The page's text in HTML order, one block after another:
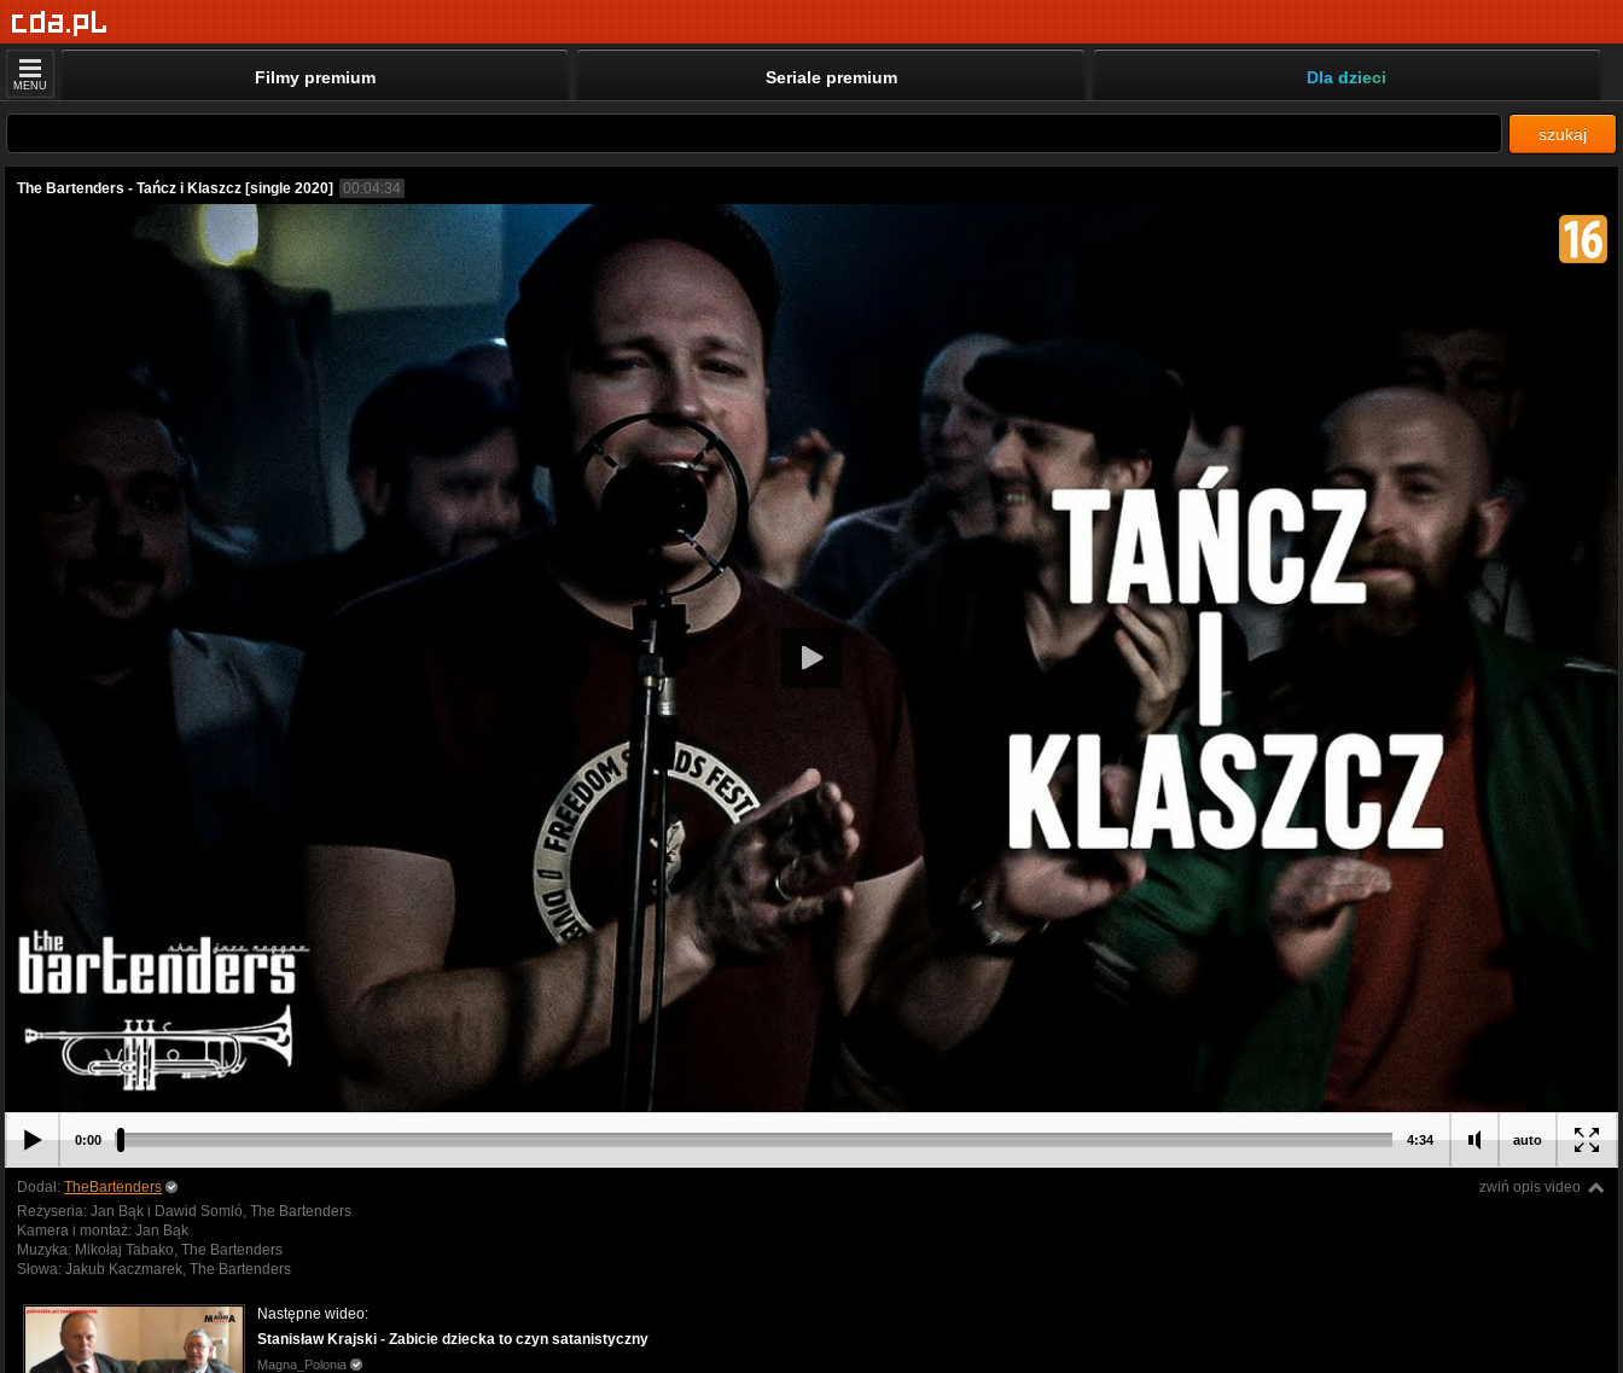
MENU Filmy premium Seriale premium Dla dzieci
szukaj
The Bartenders - Tańcz i Klaszcz [single 2020] 00:04:34
auto
0:00 4:34
zwiń opis video
Dodał: TheBartenders
Reżyseria: Jan Bąk i Dawid Somló, The Bartenders
Kamera i montaż: Jan Bąk
Muzyka: Mikołaj Tabako, The Bartenders
Słowa: Jakub Kaczmarek, The Bartenders
Następne wideo:
Stanisław Krajski - Zabicie dziecka to czyn satanistyczny
Magna_Polonia